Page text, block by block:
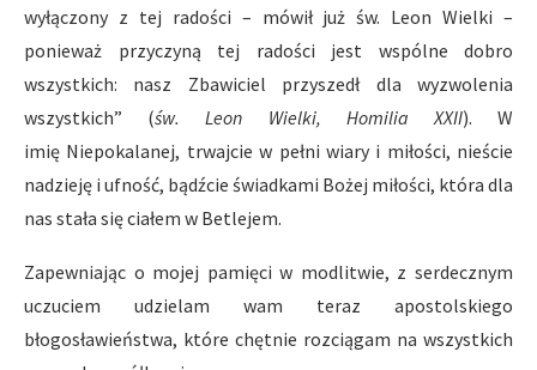
wyłączony z tej radości – mówił już św. Leon Wielki –
ponieważ przyczyną tej radości jest wspólne dobro
wszystkich: nasz Zbawiciel przyszedł dla wyzwolenia
wszystkich” (św. Leon Wielki, Homilia XXII). W
imię Niepokalanej, trwajcie w pełni wiary i miłości, nieście
nadzieję i ufność, bądźcie świadkami Bożej miłości, która dla
nas stała się ciałem w Betlejem.
Zapewniając o mojej pamięci w modlitwie, z serdecznym
uczuciem udzielam wam teraz apostolskiego
błogosławieństwa, które chętnie rozciągam na wszystkich